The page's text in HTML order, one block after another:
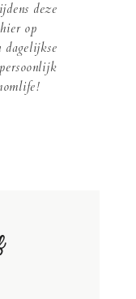
deze
op
dagelijkse